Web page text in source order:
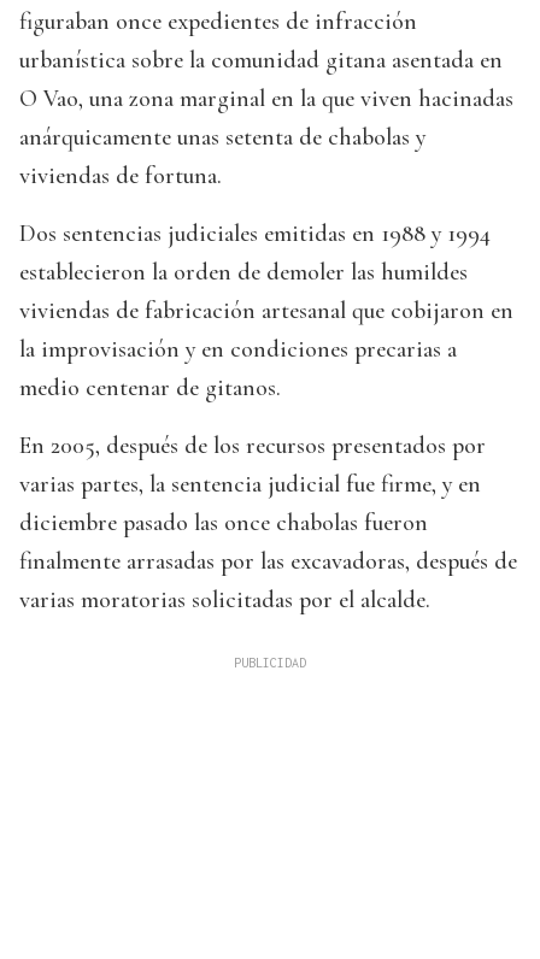
figuraban once expedientes de infracción
urbanística sobre la comunidad gitana asentada en
O Vao, una zona marginal en la que viven hacinadas
anárquicamente unas setenta de chabolas y
viviendas de fortuna.
Dos sentencias judiciales emitidas en 1988 y 1994
establecieron la orden de demoler las humildes
viviendas de fabricación artesanal que cobijaron en
la improvisación y en condiciones precarias a
medio centenar de gitanos.
En 2005, después de los recursos presentados por
varias partes, la sentencia judicial fue firme, y en
diciembre pasado las once chabolas fueron
finalmente arrasadas por las excavadoras, después de
varias moratorias solicitadas por el alcalde.